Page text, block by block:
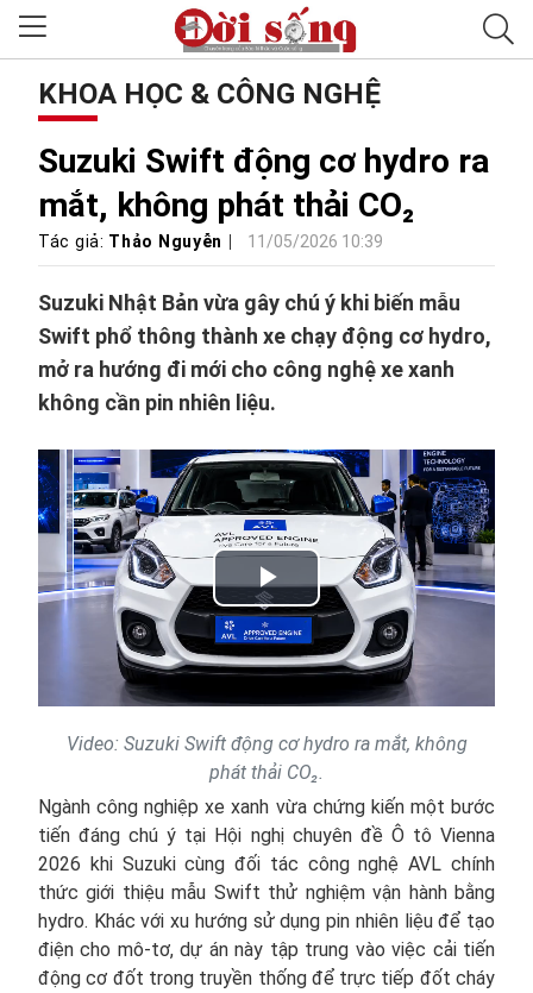
KHOA HỌC & CÔNG NGHỆ
Suzuki Swift động cơ hydro ra
mắt, không phát thải CO₂
Tác giả: Thảo Nguyễn 11/05/2026 10:39
Suzuki Nhật Bản vừa gây chú ý khi biến mẫu
Swift phổ thông thành xe chạy động cơ hydro,
mở ra hướng đi mới cho công nghệ xe xanh
không cần pin nhiên liệu.
Play
Video
Video: Suzuki Swift động cơ hydro ra mắt, không
phát thải CO₂.
Ngành công nghiệp xe xanh vừa chứng kiến một bước
tiến đáng chú ý tại Hội nghị chuyên đề Ô tô Vienna
2026 khi Suzuki cùng đối tác công nghệ AVL chính
thức giới thiệu mẫu Swift thử nghiệm vận hành bằng
hydro. Khác với xu hướng sử dụng pin nhiên liệu để tạo
điện cho mô-tơ, dự án này tập trung vào việc cải tiến
động cơ đốt trong truyền thống để trực tiếp đốt cháy